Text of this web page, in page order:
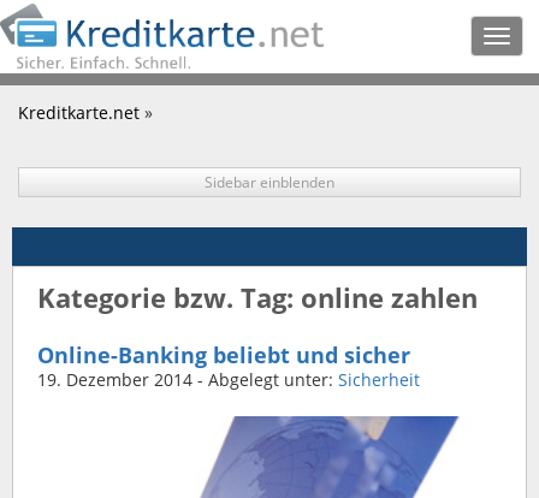
Kreditkarte.net »
Sidebar einblenden
Kategorie bzw. Tag: online zahlen
Online-Banking beliebt und sicher
19. Dezember 2014 - Abgelegt unter: Sicherheit